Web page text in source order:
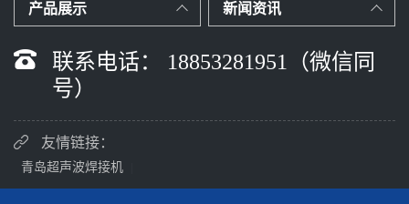
产品展示 新闻资讯
联系电话： 18853281951（微信同
号）
友情链接：
青岛超声波焊接机